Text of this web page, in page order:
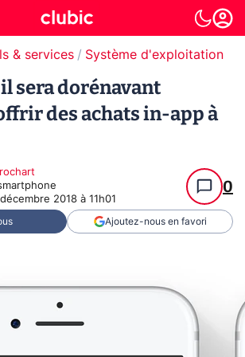
& services Système d'exploitation
sera dorénavant
des achats in-app à
2018 à 11h01
0
Ajoutez-nous en favori